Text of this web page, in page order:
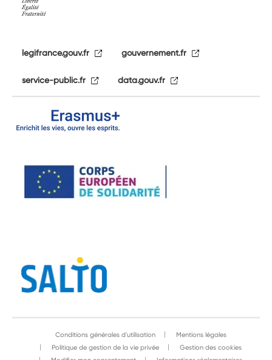
legifrance.gouv.fr gouvernement.fr
service-public.fr data.gouv.fr
Conditions générales d'utilisation
Mentions légales
Politique de gestion de la vie privée
Gestion des cookies